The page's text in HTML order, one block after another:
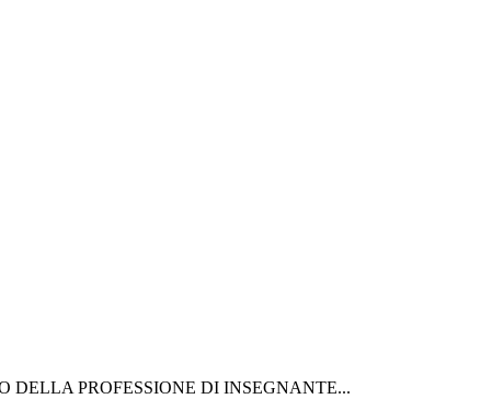
PROFESSIONE DI INSEGNANTE...